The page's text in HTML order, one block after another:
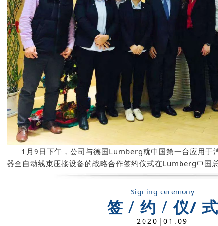
1月9日下午，公司与德国Lumberg就中国第一台应用于
器全自动线束压接设备的战略合作签约仪式在Lumberg中国
Signing ceremony
签 / 约 / 仪/ 式
2020|01.09